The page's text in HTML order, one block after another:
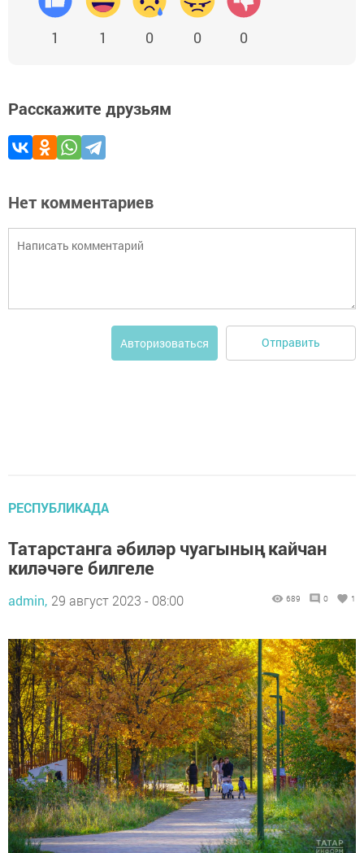
1 1 0 0 0
Расскажите друзьям
Нет комментариев
Авторизоваться Отправить
РЕСПУБЛИКАДА
Татарстанга әбиләр чуагының кайчан
киләчәге билгеле
admin, 29 август 2023 - 08:00 689 0 1